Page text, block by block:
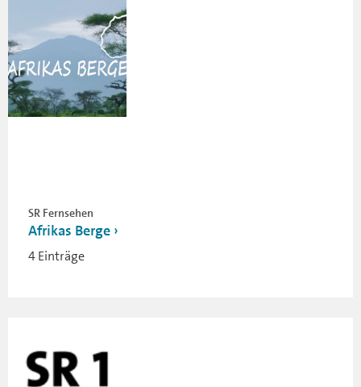
SR Fernsehen
Afrikas Berge
4 Einträge